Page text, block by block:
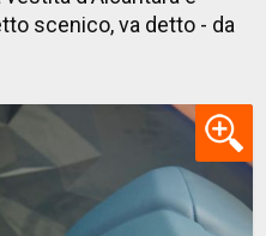
scenico, va detto - da